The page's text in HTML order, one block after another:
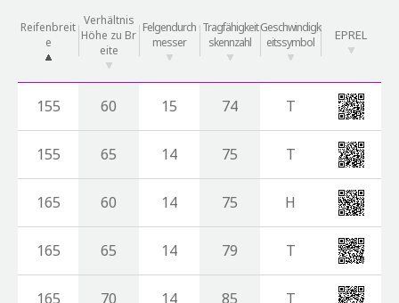
Reifenbreit
e
Verhältnis
Höhe zu Br
eite
Felgendurch
messer
Tragfähigkeit
skennzahl
Geschwindigk
eitssymbol
EPREL
155 60 15 74 T
155 65 14 75 T
165 60 14 75 H
165 65 14 79 T
165 70 14 85 T